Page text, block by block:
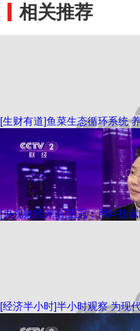
相关推荐
[生财有道]鱼菜生态循环系统
[央视财经评论]王冠：用科技
[经济半小时]半小时观察 为现